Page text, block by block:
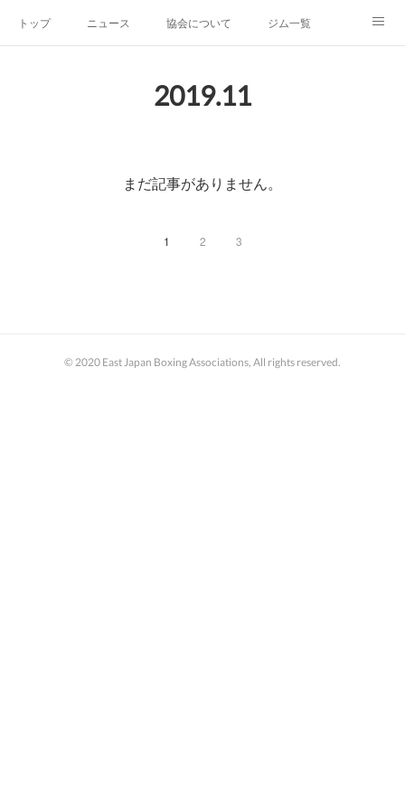
トップ ニュース 協会について ジム一覧
2019.11
まだ記事がありません。
1 2 3
© 2020 East Japan Boxing Associations, All rights reserved.